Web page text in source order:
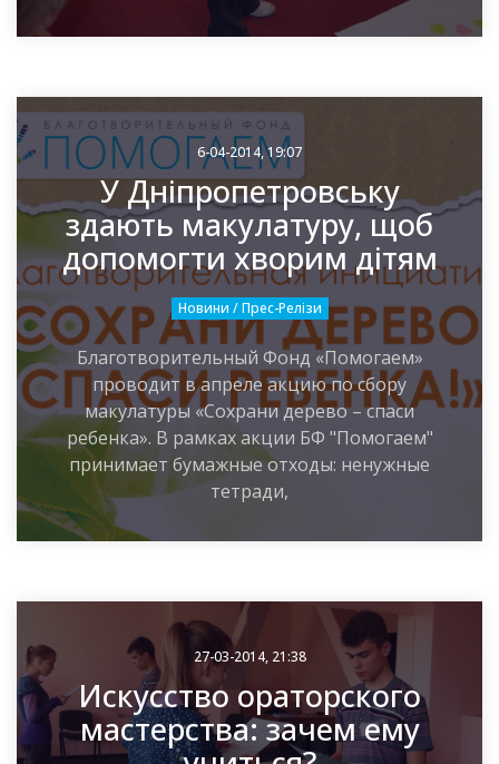
6-04-2014, 19:07
У Дніпропетровську
здають макулатуру, щоб
допомогти хворим дітям
Новини / Прес-Релізи
Благотворительный Фонд «Помогаем»
проводит в апреле акцию по сбору
макулатуры «Сохрани дерево – спаси
ребенка». В рамках акции БФ "Помогаем"
принимает бумажные отходы: ненужные
тетради,
27-03-2014, 21:38
Искусство ораторского
мастерства: зачем ему